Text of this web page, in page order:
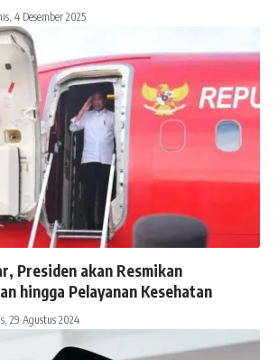
4 Desember 2025
Presiden akan Resmikan
hingga Pelayanan Kesehatan
29 Agustus 2024